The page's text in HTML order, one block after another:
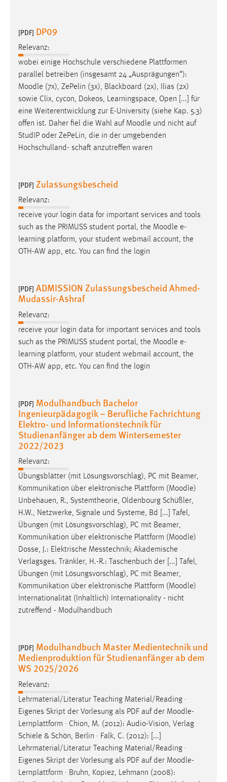
[PDF] DP09
Relevanz:
wobei einige Hochschule verschiedene Plattformen
parallel betreiben (insgesamt 24 „Ausprägungen“):
Moodle (7x), ZePelin (3x), Blackboard (2x), Ilias (2x)
sowie Clix, cycon, Dokeos, Learningspace, Open [...] für
eine Weiterentwicklung zur E-University (siehe Kap. 5.3)
offen ist. Daher fiel die Wahl auf Moodle und nicht auf
StudIP oder ZePeLin, die in der umgebenden
Hochschulland- schaft anzutreffen waren
[PDF] Zulassungsbescheid
Relevanz:
receive your login data for important services and tools
such as the PRIMUSS student portal, the Moodle e-
learning platform, your student webmail account, the
OTH-AW app, etc. You can find the login
[PDF] ADMISSION Zulassungsbescheid Ahmed-
Mudassir-Ashraf
Relevanz:
receive your login data for important services and tools
such as the PRIMUSS student portal, the Moodle e-
learning platform, your student webmail account, the
OTH-AW app, etc. You can find the login
[PDF] Modulhandbuch Bachelor
Ingenieurpädagogik – Berufliche Fachrichtung
Elektro- und Informationstechnik für
Studienanfänger ab dem Wintersemester
2022/2023
Relevanz:
Übungsblätter (mit Lösungsvorschlag), PC mit Beamer,
Kommunikation über elektronische Plattform (Moodle)
Unbehauen, R., Systemtheorie, Oldenbourg Schüßler,
H.W., Netzwerke, Signale und Systeme, Bd [...] Tafel,
Übungen (mit Lösungsvorschlag), PC mit Beamer,
Kommunikation über elektronische Plattform (Moodle)
Dosse, J.: Elektrische Messtechnik; Akademische
Verlagsges. Tränkler, H.-R.: Taschenbuch der [...] Tafel,
Übungen (mit Lösungsvorschlag), PC mit Beamer,
Kommunikation über elektronische Plattform (Moodle)
Internationalität (Inhaltlich) Internationality - nicht
zutreffend - Modulhandbuch
[PDF] Modulhandbuch Master Medientechnik und
Medienproduktion für Studienanfänger ab dem
WS 2025/2026
Relevanz:
Lehrmaterial/Literatur Teaching Material/Reading ·
Eigenes Skript der Vorlesung als PDF auf der Moodle-
Lernplattform · Chion, M. (2012): Audio-Vision, Verlag
Schiele & Schön, Berlin · Falk, C. (2012): [...]
Lehrmaterial/Literatur Teaching Material/Reading ·
Eigenes Skript der Vorlesung als PDF auf der Moodle-
Lernplattform · Bruhn, Kopiez, Lehmann (2008):